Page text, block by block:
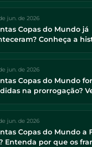
jun. de 2026
Copas do Mundo já
Conheça a
jun. de 2026
Copas do Mundo
na prorrogação?
jun. de 2026
Copas do Mundo a
Entenda por que os